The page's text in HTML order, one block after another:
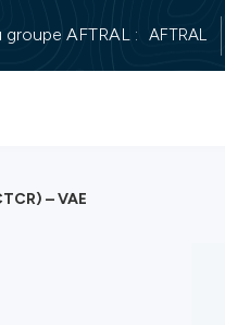
AFTRAL :
AFTRAL
– VAE